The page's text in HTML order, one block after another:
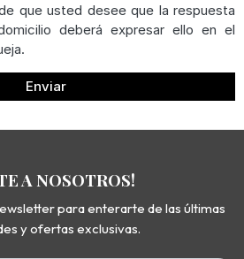
que usted desee que la respuesta
deberá expresar ello en el
Enviar
A NOSOTROS!
para enterarte de las últimas
y ofertas exclusivas.